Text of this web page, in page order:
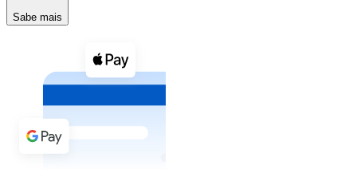
Ver tudo
Cupons cripto
Compre criptomoedas com dinheiro e outros
Comprar com dinheiro
Transferência SEPA
Sabe mais